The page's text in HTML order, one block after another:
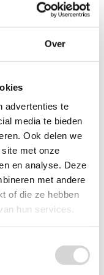
Over
advertenties te
media te bieden
Ook delen we
met onze
en analyse. Deze
met andere
of die ze hebben
hun services.